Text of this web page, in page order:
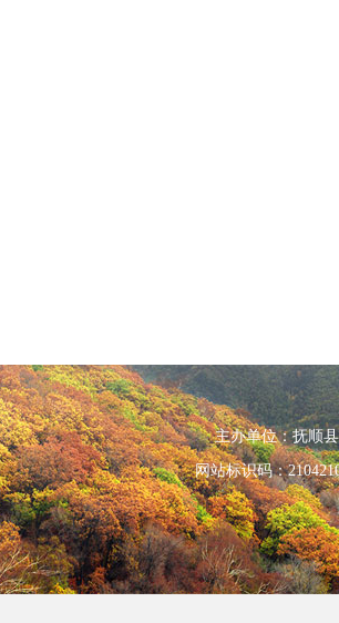
主办单位：抚顺
网站标识码：